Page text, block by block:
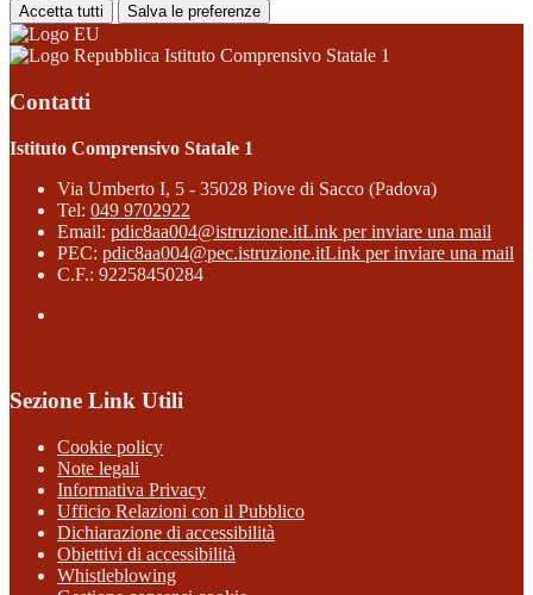
Accetta tutti Salva le preferenze
Istituto Comprensivo Statale 1
Contatti
Istituto Comprensivo Statale 1
Via Umberto I, 5 - 35028 Piove di Sacco (Padova)
Tel: 049 9702922
Email: pdic8aa004@istruzione.itLink per inviare una mail
PEC: pdic8aa004@pec.istruzione.itLink per inviare una mail
C.F.: 92258450284
Sezione Link Utili
Cookie policy
Note legali
Informativa Privacy
Ufficio Relazioni con il Pubblico
Dichiarazione di accessibilità
Obiettivi di accessibilità
Whistleblowing